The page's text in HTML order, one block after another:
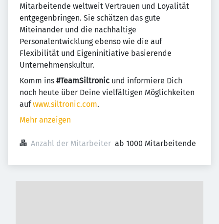
Mitarbeitende weltweit Vertrauen und Loyalität
entgegenbringen. Sie schätzen das gute
Miteinander und die nachhaltige
Personalentwicklung ebenso wie die auf
Flexibilität und Eigeninitiative basierende
Unternehmenskultur.
Komm ins #TeamSiltronic und informiere Dich
noch heute über Deine vielfältigen Möglichkeiten
aufwww.siltronic.com.
Mehr anzeigen
Anzahl der Mitarbeiter ab 1000 Mitarbeitende